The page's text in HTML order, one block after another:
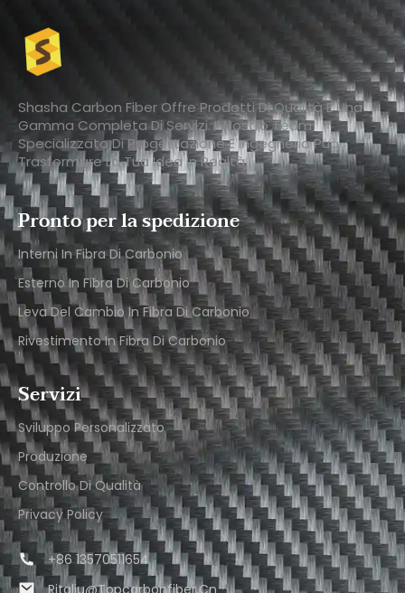
Shasha Carbon Fiber Offre Prodotti Di Qualità E Una
Gamma Completa Di Servizi. Il Nostro Team
Specializzato Di Progettazione E Ingegneria Può
Trasformare La Tua Idea In Realtà.
Pronto per la spedizione
Interni In Fibra Di Carbonio
Esterno In Fibra Di Carbonio
Leva Del Cambio In Fibra Di Carbonio
Rivestimento In Fibra Di Carbonio
Servizi
Sviluppo Personalizzato
Produzione
Controllo Di Qualità
Privacy Policy
+86 13570511654
Ritaliu@topcarbonfiber.cn